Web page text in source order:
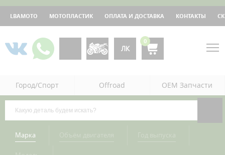
LBAMOTO МОТОПЛАСТИК ОПЛАТА И ДОСТАВКА КОНТАКТЫ
ЛК
0
Город/Спорт Offroad OEM Запчасти
Марка